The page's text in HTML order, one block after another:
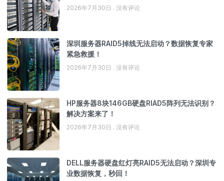
2026年7月30日 没有评论
深圳服务器RAID5掉线无法启动？数据恢复专家
紧急救援！
2026年7月30日 没有评论
HP服务器8块146GB硬盘RIAD5阵列无法识别？
解决方案来了！
2026年7月30日 没有评论
DELL服务器硬盘红灯亮RAID5无法启动？深圳专
业数据恢复，秒回！